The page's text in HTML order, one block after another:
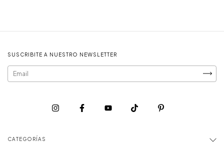
SUSCRIBITE A NUESTRO NEWSLETTER
CATEGORÍAS